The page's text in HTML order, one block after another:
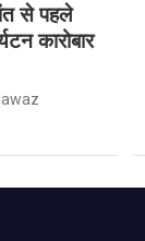
से पहले
कारोबार